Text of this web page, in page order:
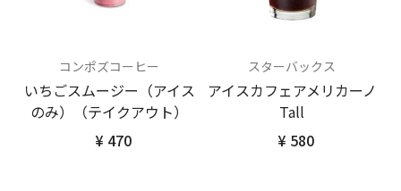
コンポズコーヒー
いちごスムージー（アイス
のみ）（テイクアウト）
¥ 470
スターバックス
アイスカフェアメリカーノ
Tall
¥ 580